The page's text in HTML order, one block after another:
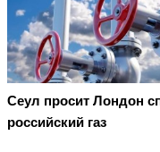
Сеул просит Лондон
российский газ